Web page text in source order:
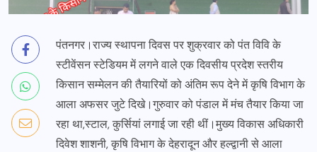
पंतनगर।राज्य स्थापना दिवस पर शुक्रवार को पंत विवि के
स्टीवेंसन स्टेडियम में लगने वाले एक दिवसीय प्रदेश स्तरीय
किसान सम्मेलन की तैयारियों को अंतिम रूप देने में कृषि विभाग के
आला अफसर जुटे दिखे।गुरुवार को पंडाल में मंच तैयार किया जा
रहा था,स्टाल, कुर्सियां लगाई जा रही थीं।मुख्य विकास अधिकारी
दिवेश शाशनी, कृषि विभाग के देहरादून और हल्द्वानी से आला